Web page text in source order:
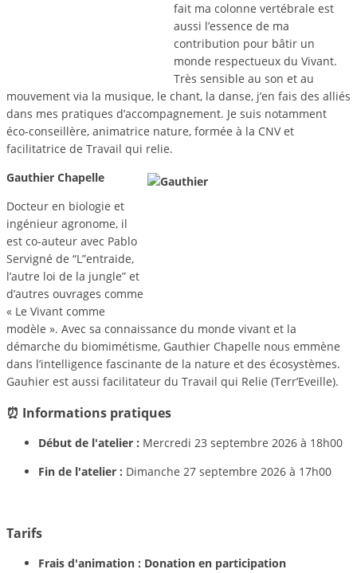
fait ma colonne vertébrale est
aussi l’essence de ma
contribution pour bâtir un
monde respectueux du Vivant.
Très sensible au son et au
mouvement via la musique, le chant, la danse, j’en fais des alliés
dans mes pratiques d’accompagnement. Je suis notamment
éco-conseillère, animatrice nature, formée à la CNV et
facilitatrice de Travail qui relie.
Gauthier Chapelle
Docteur en biologie et
ingénieur agronome, il
est co-auteur avec Pablo
Servigné de “L”entraide,
l’autre loi de la jungle” et
d’autres ouvrages comme
« Le Vivant comme
modèle ». Avec sa connaissance du monde vivant et la
démarche du biomimétisme, Gauthier Chapelle nous emmène
dans l’intelligence fascinante de la nature et des écosystèmes.
Gauhier est aussi facilitateur du Travail qui Relie (Terr’Eveille).
⏰ Informations pratiques
Début de l'atelier : Mercredi 23 septembre 2026 à 18h00
Fin de l'atelier : Dimanche 27 septembre 2026 à 17h00
Tarifs
Frais d'animation : Donation en participation